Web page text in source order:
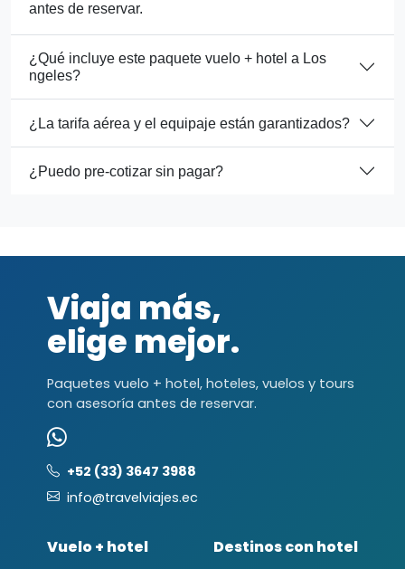
antes de reservar.
¿Qué incluye este paquete vuelo + hotel a Los
ngeles?
¿La tarifa aérea y el equipaje están garantizados?
¿Puedo pre-cotizar sin pagar?
Viaja más,
elige mejor.
Paquetes vuelo + hotel, hoteles, vuelos y tours
con asesoría antes de reservar.
+52 (33) 3647 3988
info@travelviajes.ec
Vuelo + hotel Destinos con hotel